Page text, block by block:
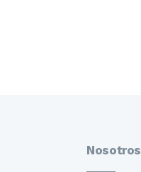
Nosotros